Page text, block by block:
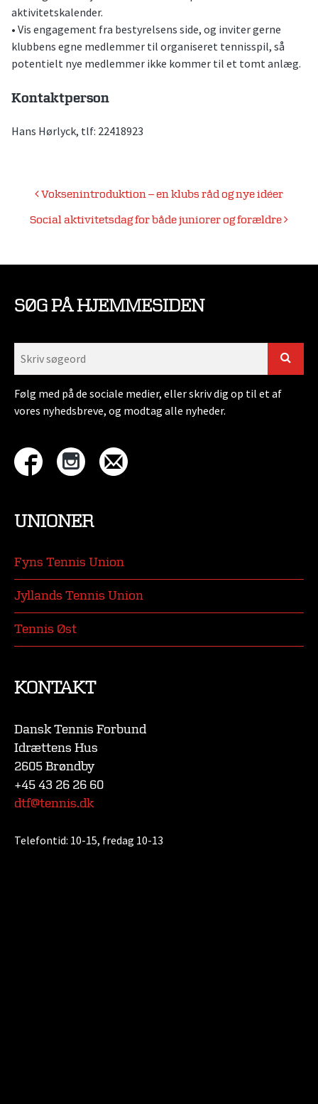
aktivitetskalender.
• Vis engagement fra bestyrelsens side, og inviter gerne
klubbens egne medlemmer til organiseret tennisspil, så
potentielt nye medlemmer ikke kommer til et tomt anlæg.
Kontaktperson
Hans Hørlyck, tlf: 22418923
Indlægsnavigation
Voksenintroduktion – en klubs råd og nye idéer
Social aktivitetsdag for både juniorer og forældre
SØG PÅ HJEMMESIDEN
Følg med på de sociale medier, eller skriv dig op til et af
vores nyhedsbreve, og modtag alle nyheder.
UNIONER
Fyns Tennis Union
Jyllands Tennis Union
Tennis Øst
KONTAKT
Dansk Tennis Forbund
Idrættens Hus
2605 Brøndby
+45 43 26 26 60
dtf@tennis.dk
Telefontid: 10-15, fredag 10-13